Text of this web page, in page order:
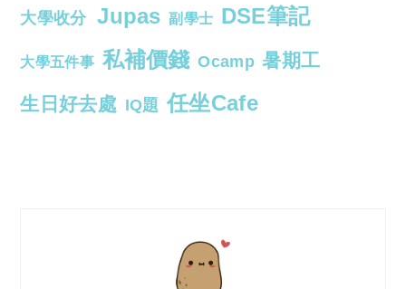
大學收分 Jupas 副學士 DSE筆記
大學五件事 私補價錢 Ocamp 暑期工
生日好去處 IQ題 任坐Cafe